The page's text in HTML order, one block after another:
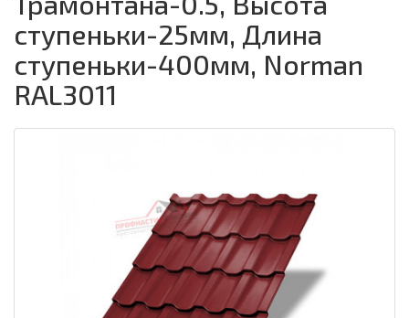
ступеньки-25мм, Длина
ступеньки-400мм, Norman
RAL3011